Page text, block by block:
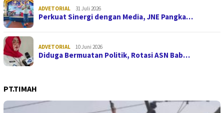
ADVETORIAL 31 Juli 2026
Perkuat Sinergi dengan Media, JNE Pangka…
ADVETORIAL 10 Juni 2026
Diduga Bermuatan Politik, Rotasi ASN Bab…
PT.TIMAH